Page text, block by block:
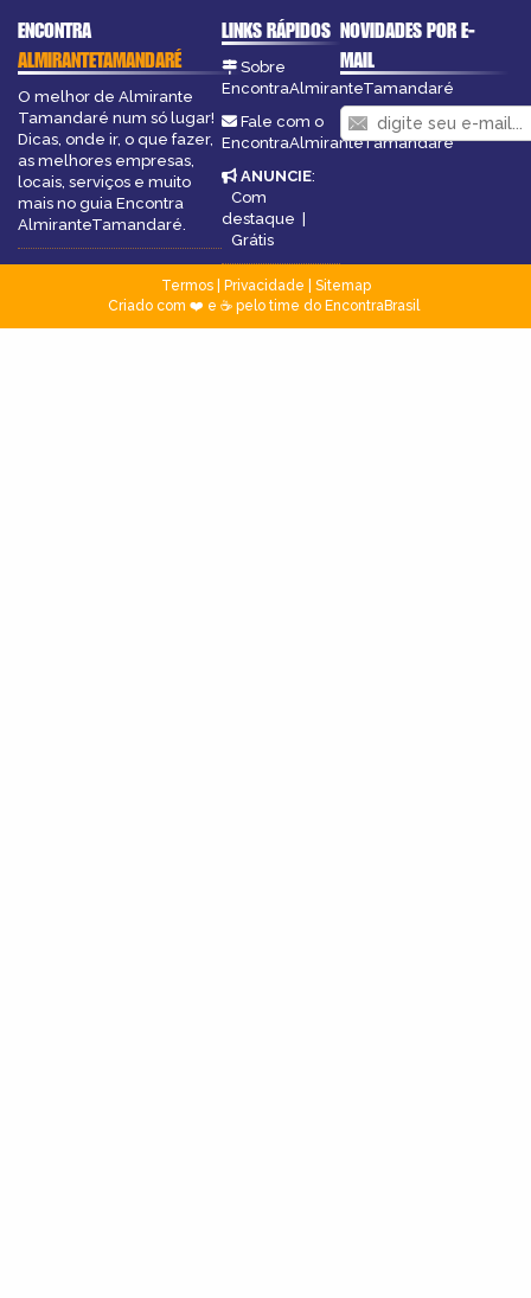
ENCONTRA
ALMIRANTETAMANDARÉ
O melhor de Almirante
Tamandaré num só lugar!
Dicas, onde ir, o que fazer,
as melhores empresas,
locais, serviços e muito
mais no guia Encontra
AlmiranteTamandaré.
LINKS RÁPIDOS
Sobre
EncontraAlmiranteTamandaré
Fale com o
EncontraAlmiranteTamandaré
ANUNCIE:
Com
destaque |
Grátis
NOVIDADES POR E-
MAIL
Termos| Privacidade
Sitemap
Criado com ❤️ e ☕ pelo time do EncontraBrasil